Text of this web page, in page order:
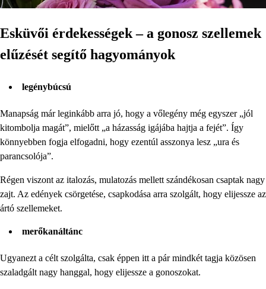
Esküvői érdekességek – a gonosz szellemek
elűzését segítő hagyományok
legénybúcsú
Manapság már leginkább arra jó, hogy a vőlegény még egyszer „jól
kitombolja magát”, mielőtt „a házasság igájába hajtja a fejét”. Így
könnyebben fogja elfogadni, hogy ezentúl asszonya lesz „ura és
parancsolója”.
Régen viszont az italozás, mulatozás mellett szándékosan csaptak nagy
zajt. Az edények csörgetése, csapkodása arra szolgált, hogy elijessze az
ártó szellemeket.
merőkanáltánc
Ugyanezt a célt szolgálta, csak éppen itt a pár mindkét tagja közösen
szaladgált nagy hanggal, hogy elijessze a gonoszokat.